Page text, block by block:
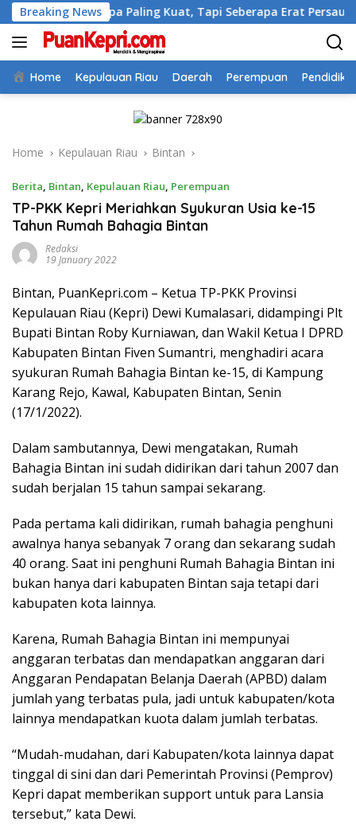
Skip
to
content
Breaking News
Siapa Paling Kuat, Tapi Seberapa Erat Persaudaraan Kita
Home Kepulauan Riau Daerah Perempuan
Home Kepulauan Riau Bintan
Berita, Bintan, Kepulauan Riau, Perempuan
TP-PKK Kepri Meriahkan Syukuran Usia ke-15
Tahun Rumah Bahagia Bintan
Redaksi
19 January 2022
Bintan, PuanKepri.com – Ketua TP-PKK Provinsi
Kepulauan Riau (Kepri) Dewi Kumalasari, didampingi Plt
Bupati Bintan Roby Kurniawan, dan Wakil Ketua I DPRD
Kabupaten Bintan Fiven Sumantri, menghadiri acara
syukuran Rumah Bahagia Bintan ke-15, di Kampung
Karang Rejo, Kawal, Kabupaten Bintan, Senin
(17/1/2022).
Dalam sambutannya, Dewi mengatakan, Rumah
Bahagia Bintan ini sudah didirikan dari tahun 2007 dan
sudah berjalan 15 tahun sampai sekarang.
Pada pertama kali didirikan, rumah bahagia penghuni
awalnya hanya sebanyak 7 orang dan sekarang sudah
40 orang. Saat ini penghuni Rumah Bahagia Bintan ini
bukan hanya dari kabupaten Bintan saja tetapi dari
kabupaten kota lainnya.
Karena, Rumah Bahagia Bintan ini mempunyai
anggaran terbatas dan mendapatkan anggaran dari
Anggaran Pendapatan Belanja Daerah (APBD) dalam
jumlah yang terbatas pula, jadi untuk kabupaten/kota
lainnya mendapatkan kuota dalam jumlah terbatas.
“Mudah-mudahan, dari Kabupaten/kota lainnya dapat
tinggal di sini dan dari Pemerintah Provinsi (Pemprov)
Kepri dapat memberikan support untuk para Lansia
tersebut,” kata Dewi.